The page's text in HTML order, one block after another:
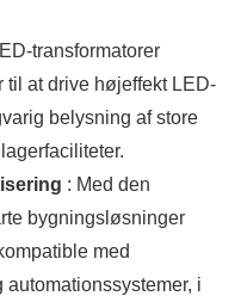
transformatorer
til at drive højeffekt LED-
belysning af store
: Med den
bygningsløsninger
med
i